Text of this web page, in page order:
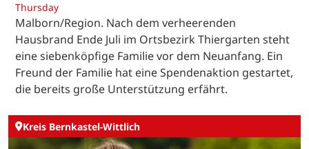
Thursday
Malborn/Region. Nach dem verheerenden
Hausbrand Ende Juli im Ortsbezirk Thiergarten steht
eine siebenköpfige Familie vor dem Neuanfang. Ein
Freund der Familie hat eine Spendenaktion gestartet,
die bereits große Unterstützung erfährt.
Kreis Bernkastel-Wittlich